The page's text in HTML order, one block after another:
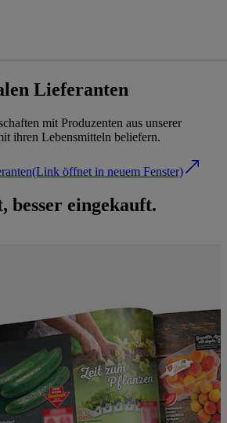
Lieferanten
mit Produzenten aus unserer
ihren Lebensmitteln beliefern.
(Link öffnet in neuem Fenster)
eingekauft.